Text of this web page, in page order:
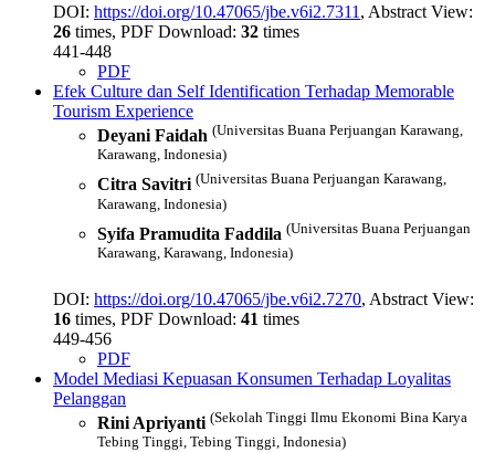
DOI: https://doi.org/10.47065/jbe.v6i2.7311 , Abstract View:
26 times, PDF Download: 32 times
441-448
PDF
Efek Culture dan Self Identification Terhadap Memorable
Tourism Experience
Deyani Faidah (Universitas Buana Perjuangan Karawang,
Karawang, Indonesia)
Citra Savitri (Universitas Buana Perjuangan Karawang,
Karawang, Indonesia)
Syifa Pramudita Faddila (Universitas Buana Perjuangan
Karawang, Karawang, Indonesia)
DOI: https://doi.org/10.47065/jbe.v6i2.7270, Abstract View:
16 times, PDF Download: 41 times
449-456
PDF
Model Mediasi Kepuasan Konsumen Terhadap Loyalitas
Pelanggan
Rini Apriyanti (Sekolah Tinggi Ilmu Ekonomi Bina Karya
Tebing Tinggi, Tebing Tinggi, Indonesia)